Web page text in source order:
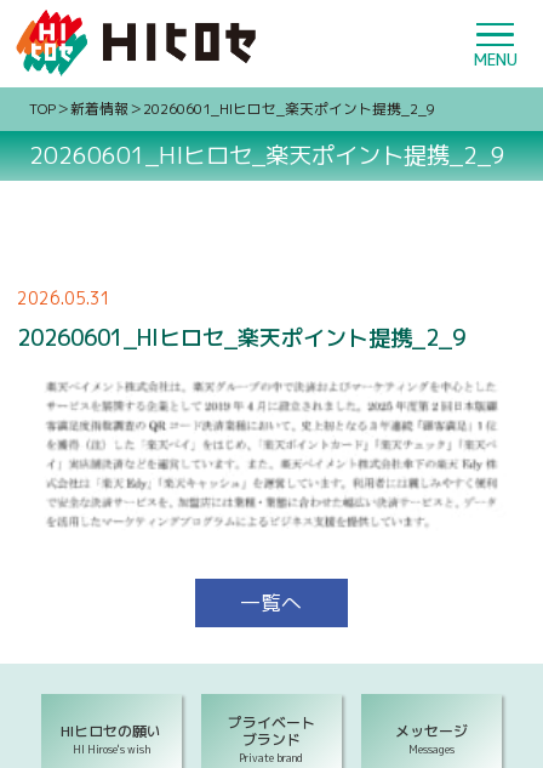
TOP 新着情報 20260601_HIヒロセ_楽天ポイント提携_2_9
20260601_HIヒロセ_楽天ポイント提携_2_9
2026.05.31
20260601_HIヒロセ_楽天ポイント提携_2_9
一覧へ
HIヒロセの願い
HI Hirose's wish
プライベート
ブランド
Private brand
メッセージ
Messages